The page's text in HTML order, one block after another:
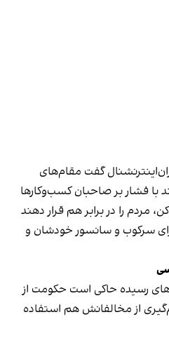
گفت مقام‌های
فشار بر صاحبان کسب‌وکارها
مردم را در برابر هم قرار دهند
سرکوب و سانسور خودشان و
رسیده حاکی است حکومت از
از مخالفانش هم استفاده